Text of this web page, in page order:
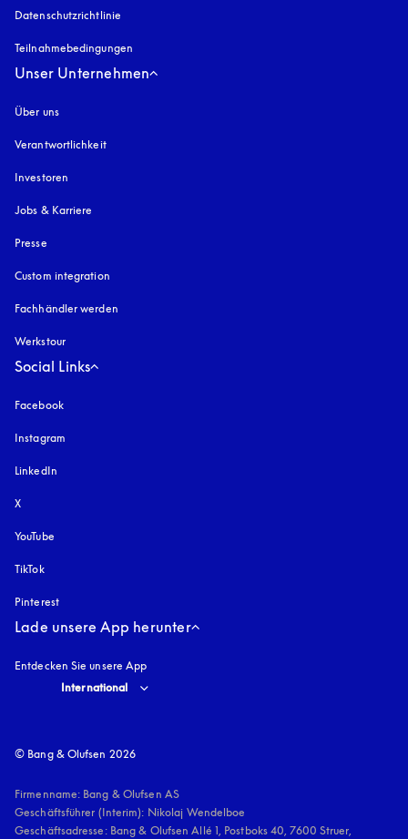
Datenschutzrichtlinie
Teilnahmebedingungen
Unser Unternehmen
Über uns
Verantwortlichkeit
Investoren
Jobs & Karriere
Presse
Custom integration
Fachhändler werden
Werkstour
Social Links
Facebook
Instagram
LinkedIn
X
YouTube
TikTok
Pinterest
Lade unsere App herunter
Entdecken Sie unsere App
Select country and language
International
© Bang & Olufsen 2026
Firmenname: Bang & Olufsen AS
Geschäftsführer (Interim): Nikolaj Wendelboe
Geschäftsadresse: Bang & Olufsen Allé 1, Postboks 40, 7600 Struer,